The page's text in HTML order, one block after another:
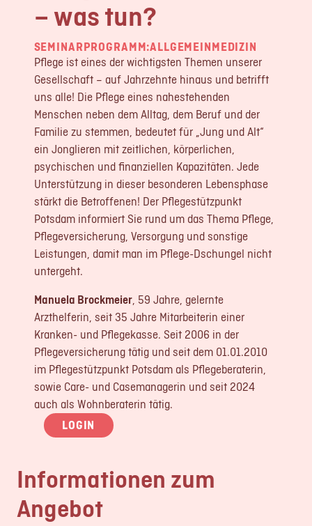
LOGIN
REGISTRIERUNG
Impressum
Datenschutz
– was tun?
SEMINARPROGRAMM:ALLGEMEINMEDIZIN
Pflege ist eines der wichtigsten Themen unserer
Gesellschaft – auf Jahrzehnte hinaus und betrifft
uns alle! Die Pflege eines nahestehenden
Menschen neben dem Alltag, dem Beruf und der
Familie zu stemmen, bedeutet für „Jung und Alt“
ein Jonglieren mit zeitlichen, körperlichen,
psychischen und finanziellen Kapazitäten. Jede
Unterstützung in dieser besonderen Lebensphase
stärkt die Betroffenen! Der Pflegestützpunkt
Potsdam informiert Sie rund um das Thema Pflege,
Pflegeversicherung, Versorgung und sonstige
Leistungen, damit man im Pflege-Dschungel nicht
untergeht.
Manuela Brockmeier, 59 Jahre, gelernte
Arzthelferin, seit 35 Jahre Mitarbeiterin einer
Kranken- und Pflegekasse. Seit 2006 in der
Pflegeversicherung tätig und seit dem 01.01.2010
im Pflegestützpunkt Potsdam als Pflegeberaterin,
sowie Care- und Casemanagerin und seit 2024
auch als Wohnberaterin tätig.
LOGIN
Informationen zum
Angebot